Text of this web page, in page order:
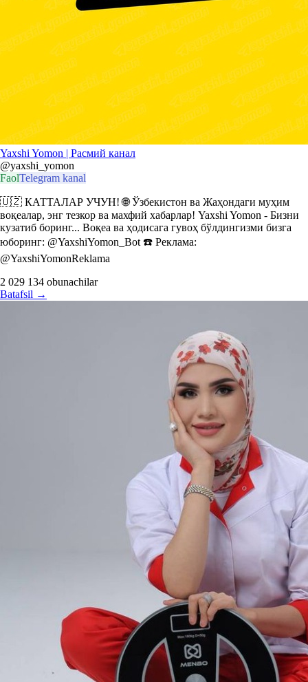
Yaxshi Yomon | Расмий канал
@yaxshi_yomon
FaolTelegram kanal
🇺🇿 КАТТАЛАР УЧУН! 🌐 Ўзбекистон ва Жаҳондаги муҳим
воқеалар, энг тезкор ва махфий хабарлар! Yaxshi Yomon - Бизни
кузатиб боринг... Воқеа ва ҳодисага гувоҳ бўлдингизми бизга
юборинг: @YaxshiYomon_Bot ☎️ Реклама:
@YaxshiYomonReklama
2 029 134 obunachilar
Batafsil →